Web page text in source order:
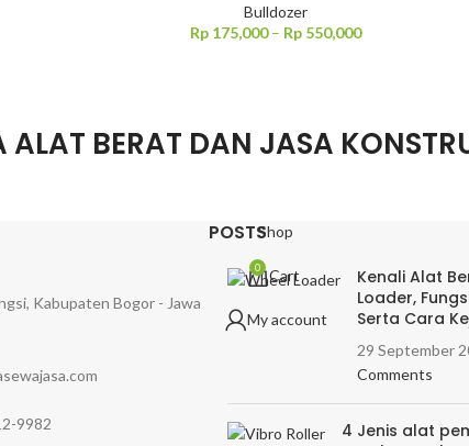
Bulldozer
Rp 175,000– Rp 550,000
ALAT BERAT DAN JASA
Kabupaten Bogor - Jawa
9982
POSTS
Kenali Alat
Loader,
Serta Cara
29 September
Comments
4 Jenis alat
Shop
0 Cart
My account